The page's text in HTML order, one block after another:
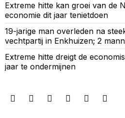
Extreme hitte kan groei van de
economie dit jaar tenietdoen
19-jarige man overleden na
vechtpartij in Enkhuizen; 2
Extreme hitte dreigt de
jaar te ondermijnen